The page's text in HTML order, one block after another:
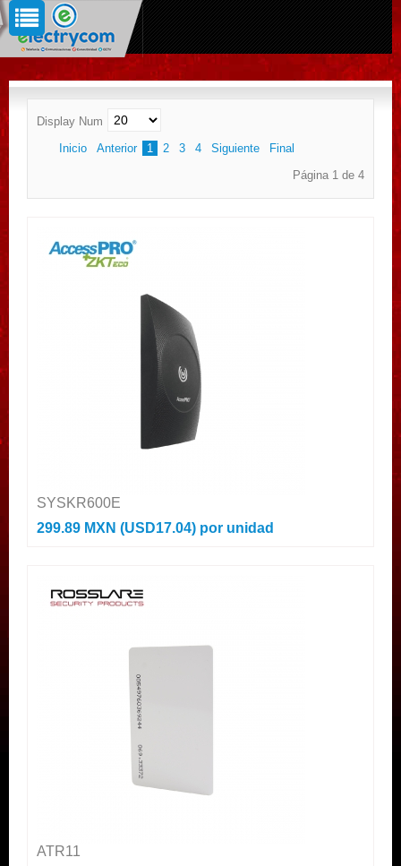
Display Num
Inicio
Anterior 1 2 3 4 Siguiente
Final
Página 1 de 4
SYSKR600E
299.89 MXN (USD17.04) por unidad
ATR11